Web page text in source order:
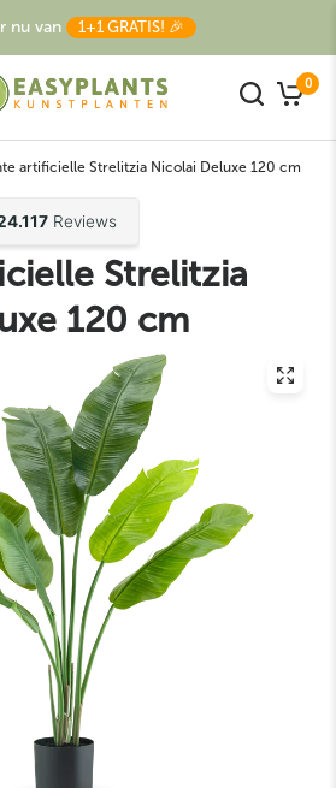
nu van 1+1 GRATIS! 🎉
0
artificielle Strelitzia Nicolai Deluxe 120 cm
Strelitzia
120 cm